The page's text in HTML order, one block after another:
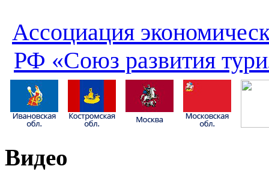
Ассоциация
РФ «Союз развития
Видео